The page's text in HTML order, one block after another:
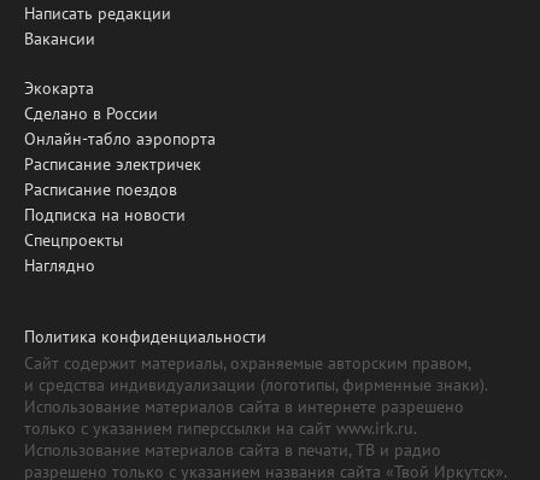
Написать редакции
Вакансии
Экокарта
Сделано в России
Онлайн-табло аэропорта
Расписание электричек
Расписание поездов
Подписка на новости
Спецпроекты
Наглядно
Политика конфиденциальности
Сайт содержит материалы, охраняемые авторским правом,
и средства индивидуализации (логотипы, фирменные знаки).
Использование материалов сайта в интернете разрешено
только с указанием гиперссылки на сайт www.irk.ru.
Использование материалов сайта в печати, ТВ и радио
разрешено только с указанием названия сайта «Твой Иркутск».